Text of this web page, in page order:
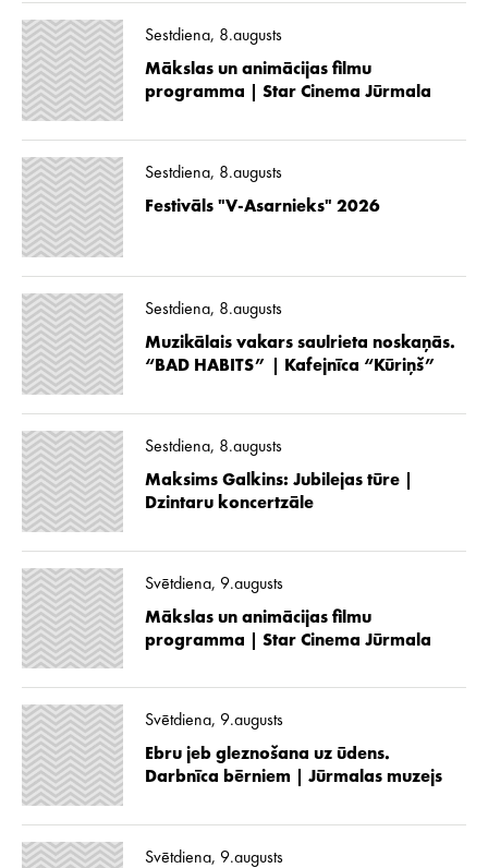
Sestdiena, 8.augusts
Mākslas un animācijas filmu
programma | Star Cinema Jūrmala
Sestdiena, 8.augusts
Festivāls "V-Asarnieks" 2026
Sestdiena, 8.augusts
Muzikālais vakars saulrieta noskaņās.
“BAD HABITS” | Kafejnīca “Kūriņš”
Sestdiena, 8.augusts
Maksims Galkins: Jubilejas tūre |
Dzintaru koncertzāle
Svētdiena, 9.augusts
Mākslas un animācijas filmu
programma | Star Cinema Jūrmala
Svētdiena, 9.augusts
Ebru jeb gleznošana uz ūdens.
Darbnīca bērniem | Jūrmalas muzejs
Svētdiena, 9.augusts